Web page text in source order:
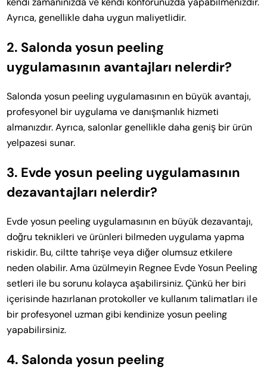
Ayrıca, genellikle daha uygun maliyetlidir.
2. Salonda yosun peeling
uygulamasının avantajları nelerdir?
Salonda yosun peeling uygulamasının en büyük avantajı,
profesyonel bir uygulama ve danışmanlık hizmeti
almanızdır. Ayrıca, salonlar genellikle daha geniş bir ürün
yelpazesi sunar.
3. Evde yosun peeling uygulamasının
dezavantajları nelerdir?
Evde yosun peeling uygulamasının en büyük dezavantajı,
doğru teknikleri ve ürünleri bilmeden uygulama yapma
riskidir. Bu, ciltte tahrişe veya diğer olumsuz etkilere
neden olabilir. Ama üzülmeyin Regnee Evde Yosun Peeling
setleri ile bu sorunu kolayca aşabilirsiniz. Çünkü her biri
içerisinde hazırlanan protokoller ve kullanım talimatları ile
bir profesyonel uzman gibi kendinize yosun peeling
yapabilirsiniz.
4. Salonda yosun peeling